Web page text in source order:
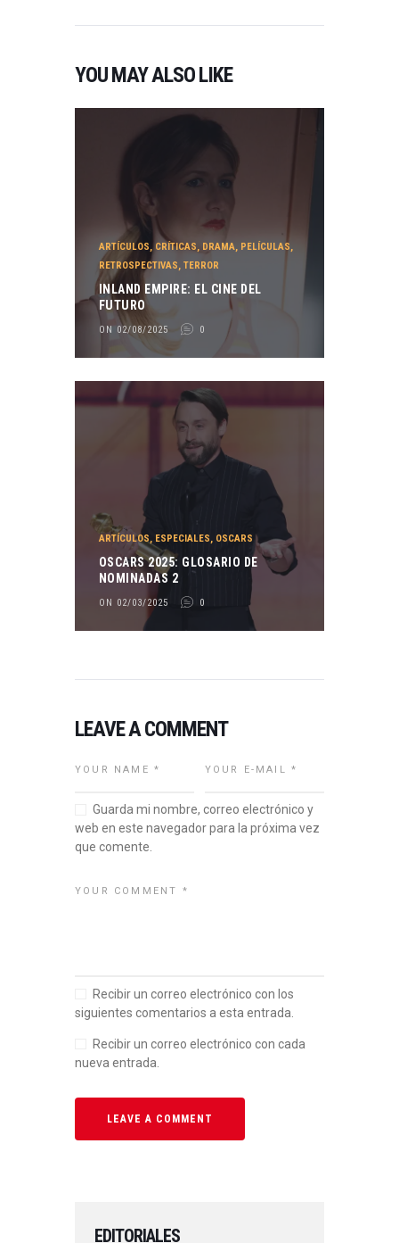
YOU MAY ALSO LIKE
ARTÍCULOS, CRÍTICAS, DRAMA, PELÍCULAS,
RETROSPECTIVAS, TERROR
INLAND EMPIRE: EL CINE DEL
FUTURO
ON 02/08/2025 0
ARTÍCULOS, ESPECIALES, OSCARS
OSCARS 2025: GLOSARIO DE
NOMINADAS 2
ON 02/03/2025 0
LEAVE A COMMENT
Guarda mi nombre, correo electrónico y
web en este navegador para la próxima vez
que comente.
Recibir un correo electrónico con los
siguientes comentarios a esta entrada.
Recibir un correo electrónico con cada
nueva entrada.
EDITORIALES